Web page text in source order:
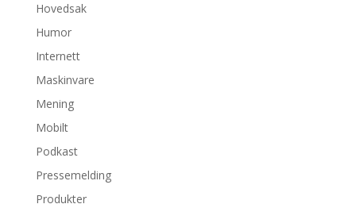
Hovedsak
Humor
Internett
Maskinvare
Mening
Mobilt
Podkast
Pressemelding
Produkter